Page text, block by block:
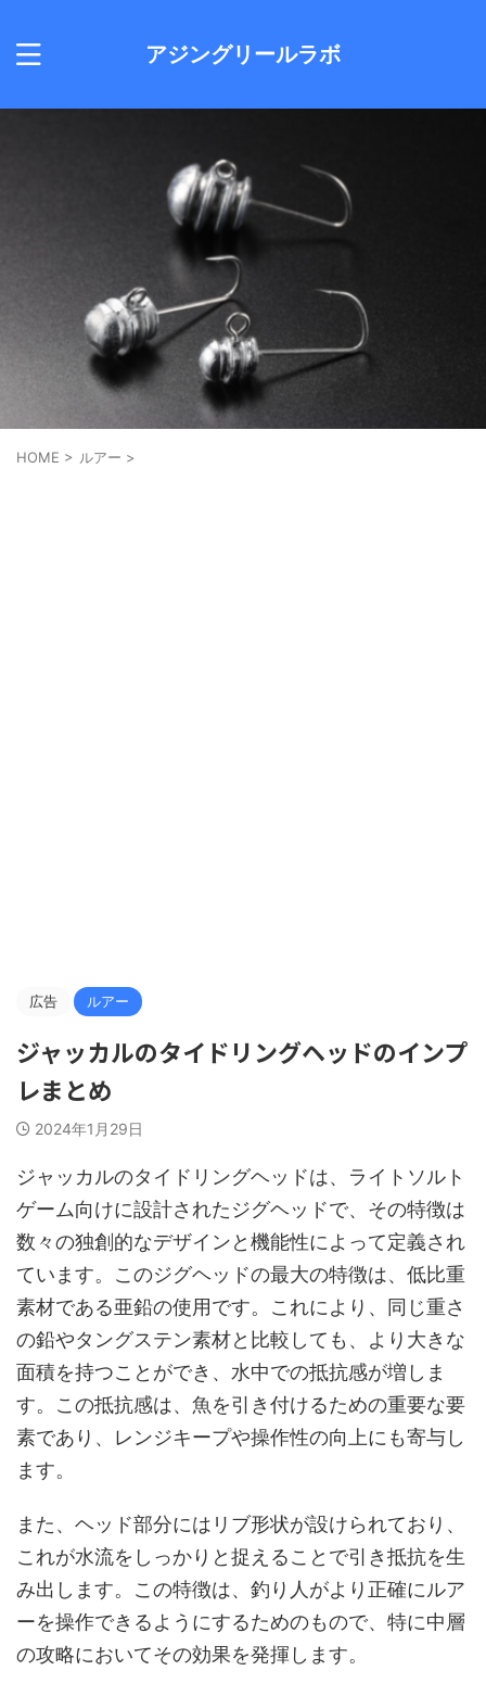
アジングリールラボ
HOME > ルアー >
広告 ルアー
ジャッカルのタイドリングヘッドのインプ
レまとめ
2024年1月29日
ジャッカルのタイドリングヘッドは、ライトソルト
ゲーム向けに設計されたジグヘッドで、その特徴は
数々の独創的なデザインと機能性によって定義され
ています。このジグヘッドの最大の特徴は、低比重
素材である亜鉛の使用です。これにより、同じ重さ
の鉛やタングステン素材と比較しても、より大きな
面積を持つことができ、水中での抵抗感が増しま
す。この抵抗感は、魚を引き付けるための重要な要
素であり、レンジキープや操作性の向上にも寄与し
ます。
また、ヘッド部分にはリブ形状が設けられており、
これが水流をしっかりと捉えることで引き抵抗を生
み出します。この特徴は、釣り人がより正確にルア
ーを操作できるようにするためのもので、特に中層
の攻略においてその効果を発揮します。